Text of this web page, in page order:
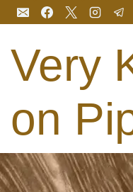
Перейти
до
вмісту
Very
on